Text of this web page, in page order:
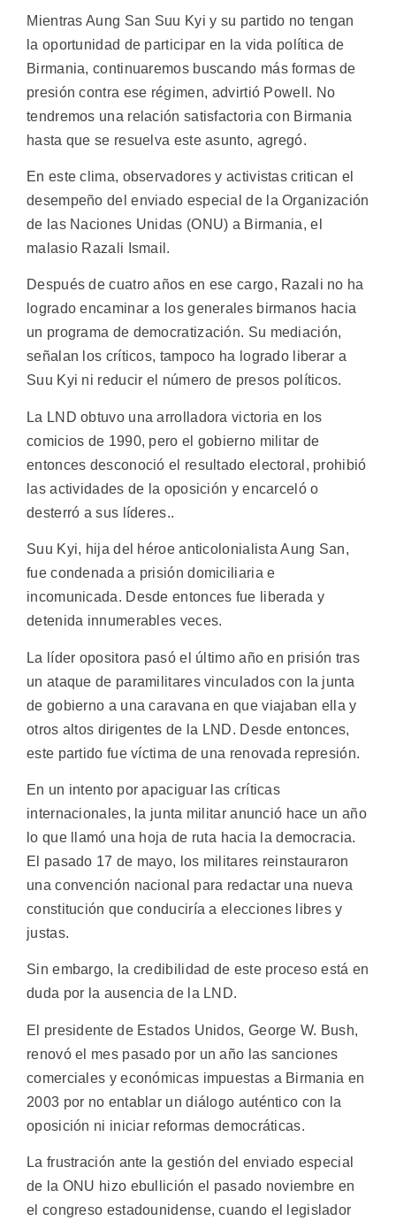
Mientras Aung San Suu Kyi y su partido no tengan
la oportunidad de participar en la vida política de
Birmania, continuaremos buscando más formas de
presión contra ese régimen, advirtió Powell. No
tendremos una relación satisfactoria con Birmania
hasta que se resuelva este asunto, agregó.
En este clima, observadores y activistas critican el
desempeño del enviado especial de la Organización
de las Naciones Unidas (ONU) a Birmania, el
malasio Razali Ismail.
Después de cuatro años en ese cargo, Razali no ha
logrado encaminar a los generales birmanos hacia
un programa de democratización. Su mediación,
señalan los críticos, tampoco ha logrado liberar a
Suu Kyi ni reducir el número de presos políticos.
La LND obtuvo una arrolladora victoria en los
comicios de 1990, pero el gobierno militar de
entonces desconoció el resultado electoral, prohibió
las actividades de la oposición y encarceló o
desterró a sus líderes..
Suu Kyi, hija del héroe anticolonialista Aung San,
fue condenada a prisión domiciliaria e
incomunicada. Desde entonces fue liberada y
detenida innumerables veces.
La líder opositora pasó el último año en prisión tras
un ataque de paramilitares vinculados con la junta
de gobierno a una caravana en que viajaban ella y
otros altos dirigentes de la LND. Desde entonces,
este partido fue víctima de una renovada represión.
En un intento por apaciguar las críticas
internacionales, la junta militar anunció hace un año
lo que llamó una hoja de ruta hacia la democracia.
El pasado 17 de mayo, los militares reinstauraron
una convención nacional para redactar una nueva
constitución que conduciría a elecciones libres y
justas.
Sin embargo, la credibilidad de este proceso está en
duda por la ausencia de la LND.
El presidente de Estados Unidos, George W. Bush,
renovó el mes pasado por un año las sanciones
comerciales y económicas impuestas a Birmania en
2003 por no entablar un diálogo auténtico con la
oposición ni iniciar reformas democráticas.
La frustración ante la gestión del enviado especial
de la ONU hizo ebullición el pasado noviembre en
el congreso estadounidense, cuando el legislador